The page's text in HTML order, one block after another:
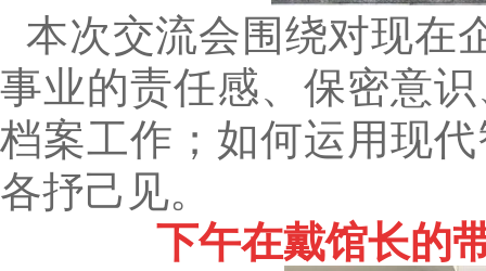
本次交流会围绕对现在
事业的责任感、保密意
档案工作；如何运用现
各抒己见。
下午在戴馆长的